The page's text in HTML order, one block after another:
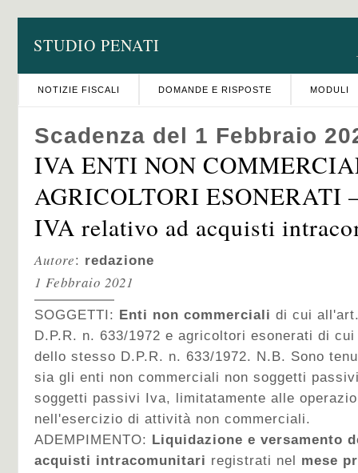
STUDIO PENATI
NOTIZIE FISCALI DOMANDE E RISPOSTE MODULI
Scadenza del 1 Febbraio
IVA ENTI NON
AGRICOLTORI ESONERATI
IVA relativo ad acquisti
Autore: redazione
1 Febbraio 2021
SOGGETTI: Enti non commerciali di cui
D.P.R. n. 633/1972 e agricoltori esonerati di
dello stesso D.P.R. n. 633/1972. N.B. Sono
sia gli enti non commerciali non soggetti
soggetti passivi Iva, limitatamente alle
nell'esercizio di attività non commerciali.
ADEMPIMENTO: Liquidazione e versamento
acquisti intracomunitari registrati nel mese